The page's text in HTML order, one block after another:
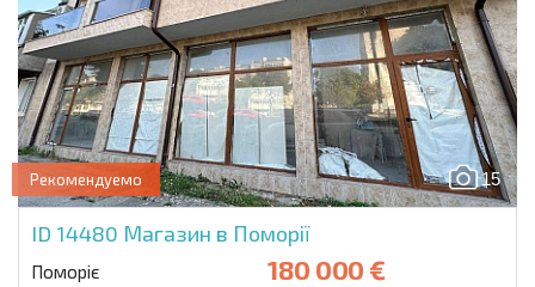
15
Рекомендуемо
ID 14480 Магазин в Поморії
Поморіє 180 000 €